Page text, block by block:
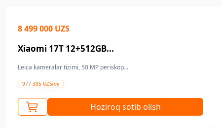
8 499 000 UZS
Xiaomi 17T 12+512GB...
Leica kameralar tizimi, 50 MP periskop...
977 385 UZS/oy
Hoziroq sotib olish